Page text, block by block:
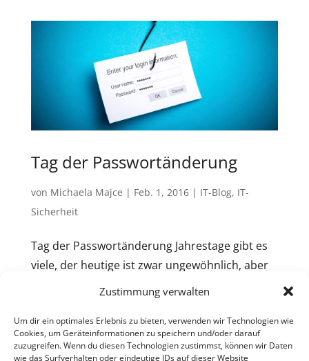
Zustimmung verwalten
Um dir ein optimales Erlebnis zu bieten, verwenden wir Technologien wie
Cookies, um Geräteinformationen zu speichern und/oder darauf
zuzugreifen. Wenn du diesen Technologien zustimmst, können wir Daten
wie das Surfverhalten oder eindeutige IDs auf dieser Website
Tag der Passwortänderung
von Michaela Majce | Feb. 1, 2016| IT-Blog, IT-
Sicherheit
Tag der Passwortänderung Jahrestage gibt es
viele, der heutige ist zwar ungewöhnlich, aber
sicher nicht dümmer als so manch anderer.
nachwievor zu einfache Passwörter verwenden
und diese dann gleich auch noch bei mehreren